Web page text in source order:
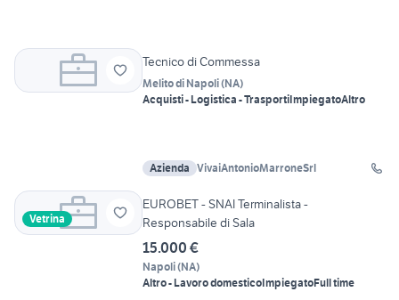
Tecnico di Commessa
Melito di Napoli(NA)
Acquisti - Logistica - TrasportiImpiegatoAltro
Azienda VivaiAntonioMarroneSrl
Vetrina
EUROBET - SNAI Terminalista -
Responsabile di Sala
15.000 €
Napoli(NA)
Altro - Lavoro domesticoImpiegatoFull time